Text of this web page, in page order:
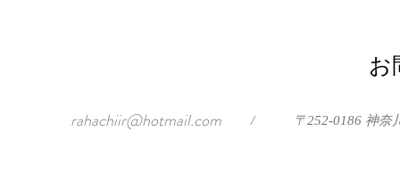
お
rahachiir@hotmail.com / 〒252-0186 神奈